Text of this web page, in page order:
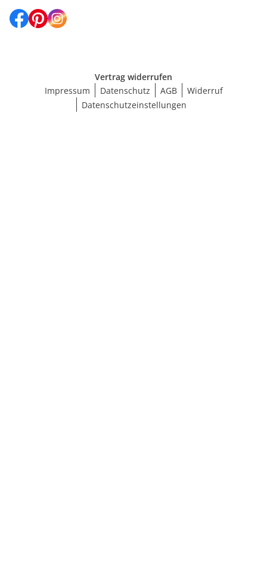
Vertrag widerrufen
Impressum
Datenschutz AGB
Widerruf
Datenschutzeinstellungen